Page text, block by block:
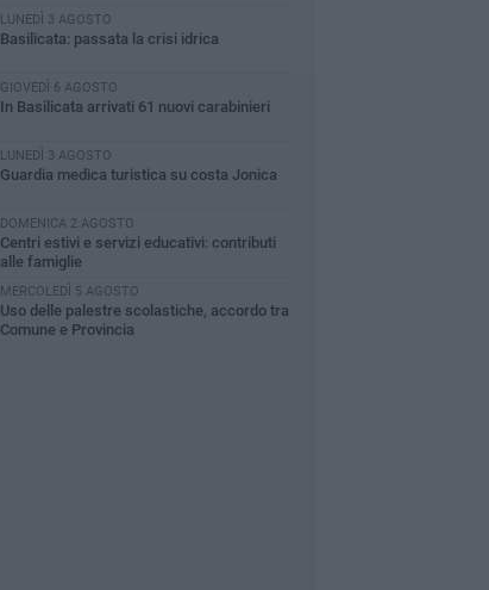
LUNEDÌ 3 AGOSTO
Basilicata: passata la crisi idrica
GIOVEDÌ 6 AGOSTO
In Basilicata arrivati 61 nuovi carabinieri
LUNEDÌ 3 AGOSTO
Guardia medica turistica su costa Jonica
DOMENICA 2 AGOSTO
Centri estivi e servizi educativi: contributi
alle famiglie
MERCOLEDÌ 5 AGOSTO
Uso delle palestre scolastiche, accordo tra
Comune e Provincia